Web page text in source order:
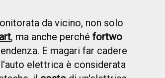
da vicino, non solo
, ma anche perché fortwo
E magari far cadere
elettrica è considerata